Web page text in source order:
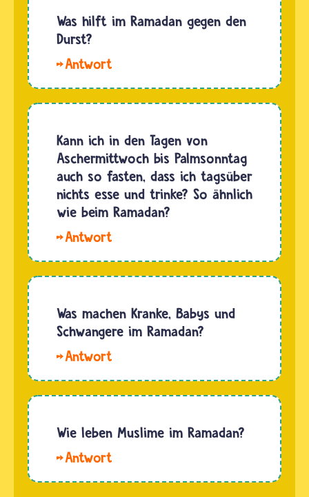
darf
fasten,
tun, im
Koran
lesen und
dem Islam
beschäftigen.
Beten
ist…
Was hilft im Ramadan gegen den
Durst?
Ramadan
hat
tagsüber
Durst.
Das
gehört
gesund
zu
bleiben,
aber
wichtig,
dass
Kann ich in den Tagen von
Aschermittwoch bis Palmsonntag
auch so fasten, dass ich tagsüber
nichts esse und trinke? So ähnlich
wie beim Ramadan?
kannst
fasten,
wie du
möchtest.
Viele
Christinnen
Christen
verzichten
Fastenzeit…
Was machen Kranke, Babys und
Schwangere im Ramadan?
Babys
Schwangere
nicht.
Manche
Wie leben Muslime im Ramadan?